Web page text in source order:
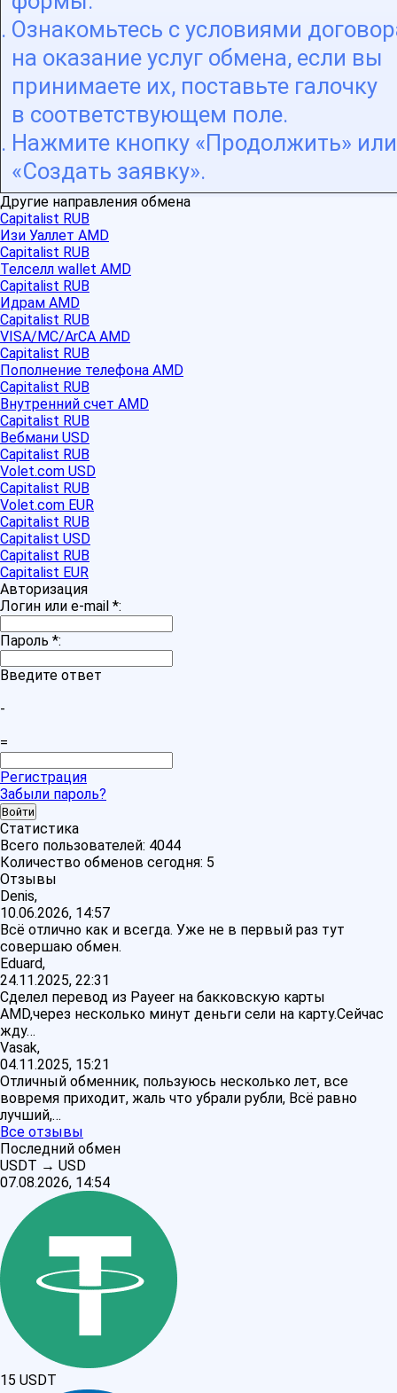
Ознакомьтесь с условиями
на оказание услуг обмена, если вы
принимаете их, поставьте галочку
в соответствующем поле.
Нажмите кнопку «Продолжить» или
«Создать заявку».
Другие направления обмена
Capitalist RUB
Изи Уаллет AMD
Capitalist RUB
Телселл wallet AMD
Capitalist RUB
Идрам AMD
Capitalist RUB
VISA/MC/ArCA AMD
Capitalist RUB
Пополнение телефона AMD
Capitalist RUB
Внутренний счет AMD
Capitalist RUB
Вебмани USD
Capitalist RUB
Volet.com USD
Capitalist RUB
Volet.com EUR
Capitalist RUB
Capitalist USD
Capitalist RUB
Capitalist EUR
Авторизация
Логин или e-mail *:
Пароль *:
Введите ответ
-
=
Регистрация
Забыли пароль?
Статистика
Всего пользователей: 4044
Количество обменов сегодня: 5
Отзывы
Denis,
10.06.2026, 14:57
Всё отлично как и всегда. Уже не в первый раз тут
совершаю обмен.
Eduard,
24.11.2025, 22:31
Сделел перевод из Payeer на бакковскую карты
AMD,через несколько минут деньги сели на карту.Сейчас
жду…
Vasak,
04.11.2025, 15:21
Отличный обменник, пользуюсь несколько лет, все
вовремя приходит, жаль что убрали рубли, Всё равно
лучший,…
Все отзывы
Последний обмен
USDT → USD
07.08.2026, 14:54
15 USDT